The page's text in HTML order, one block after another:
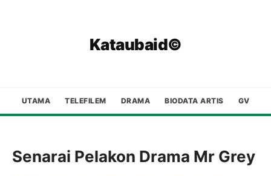
Kataubaid©
UTAMA TELEFILEM DRAMA BIODATA ARTIS GV
Senarai Pelakon Drama Mr Grey